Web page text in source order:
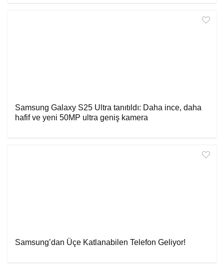
Samsung Galaxy S25 Ultra tanıtıldı: Daha ince, daha
hafif ve yeni 50MP ultra geniş kamera
Samsung’dan Üçe Katlanabilen Telefon Geliyor!